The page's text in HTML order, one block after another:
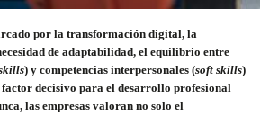
por la transformación digital, la
de adaptabilidad, el equilibrio entre
) y competencias interpersonales (soft skills)
factor decisivo para el desarrollo profesional
las empresas valoran no solo el